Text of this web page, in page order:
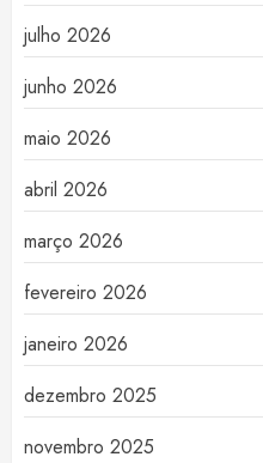
julho 2026
junho 2026
maio 2026
abril 2026
março 2026
fevereiro 2026
janeiro 2026
dezembro 2025
novembro 2025